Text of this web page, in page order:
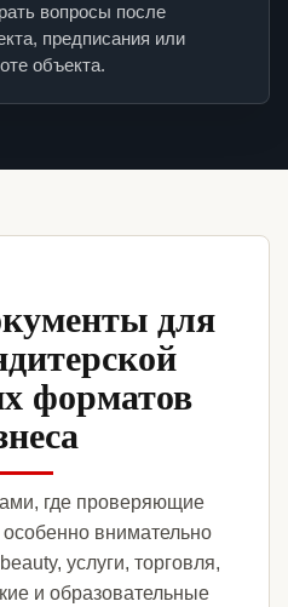
вопросы после
предписания или
объекта.
для
форматов
где проверяющие
внимательно
услуги, торговля,
и образовательные